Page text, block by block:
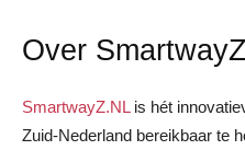
Over
SmartwayZ.NLis hét
Zuid-Nederland bereikbaar te